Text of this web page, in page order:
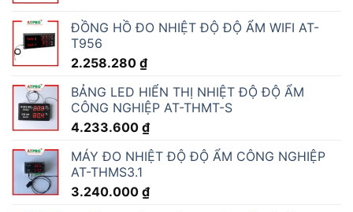
ĐỒNG HỒ ĐO NHIỆT ĐỘ ĐỘ ẨM WIFI AT-
T956
2.258.280 ₫
BẢNG LED HIỂN THỊ NHIỆT ĐỘ ĐỘ ẨM
CÔNG NGHIỆP AT-THMT-S
4.233.600 ₫
MÁY ĐO NHIỆT ĐỘ ĐỘ ẨM CÔNG NGHIỆP
AT-THMS3.1
3.240.000 ₫